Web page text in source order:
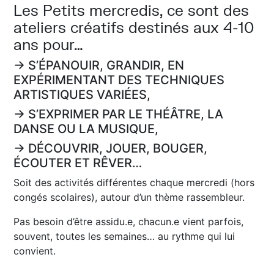
Les Petits mercredis, ce sont des
ateliers créatifs destinés aux 4-10
ans pour…
→ S’ÉPANOUIR, GRANDIR, EN
EXPÉRIMENTANT DES TECHNIQUES
ARTISTIQUES VARIÉES,
→ S’EXPRIMER PAR LE THÉÂTRE, LA
DANSE OU LA MUSIQUE,
→ DÉCOUVRIR, JOUER, BOUGER,
ÉCOUTER ET RÊVER…
Soit des activités différentes chaque mercredi (hors
congés scolaires), autour d’un thème rassembleur.
Pas besoin d’être assidu.e, chacun.e vient parfois,
souvent, toutes les semaines… au rythme qui lui
convient.